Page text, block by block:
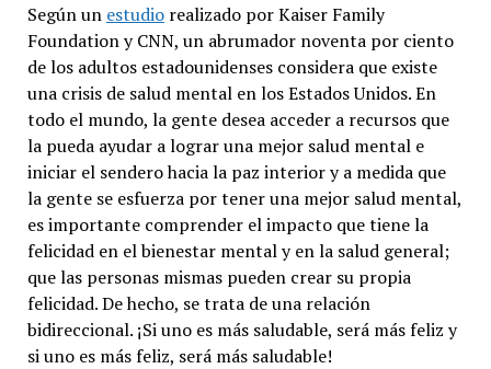
Según un estudiorealizado por Kaiser Family
Foundation y CNN, un abrumador noventa por ciento
de los adultos estadounidenses considera que existe
una crisis de salud mental en los Estados Unidos. En
todo el mundo, la gente desea acceder a recursos que
la pueda ayudar a lograr una mejor salud mental e
iniciar el sendero hacia la paz interior y a medida que
la gente se esfuerza por tener una mejor salud mental,
es importante comprender el impacto que tiene la
felicidad en el bienestar mental y en la salud general;
que las personas mismas pueden crear su propia
felicidad. De hecho, se trata de una relación
bidireccional. ¡Si uno es más saludable, será más feliz y
si uno es más feliz, será más saludable!